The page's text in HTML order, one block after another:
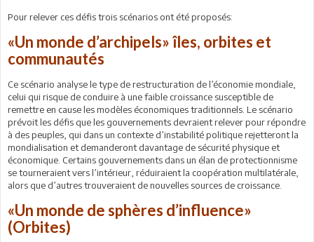
Pour relever ces défis trois scénarios ont été proposés:
«Un monde d’archipels» îles, orbites et
communautés
Ce scénario analyse le type de restructuration de l’économie mondiale,
celui qui risque de conduire à une faible croissance susceptible de
remettre en cause les modèles économiques traditionnels. Le scénario
prévoit les défis que les gouvernements devraient relever pour répondre
à des peuples, qui dans un contexte d’instabilité politique rejetteront la
mondialisation et demanderont davantage de sécurité physique et
économique. Certains gouvernements dans un élan de protectionnisme
se tourneraient vers l’intérieur, réduiraient la coopération multilatérale,
alors que d’autres trouveraient de nouvelles sources de croissance.
«Un monde de sphères d’influence»
(Orbites)